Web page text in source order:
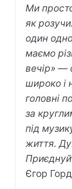
Ми
як
один
маємо
вечір» —
широко і
головні
за
під
життя.
Єгор